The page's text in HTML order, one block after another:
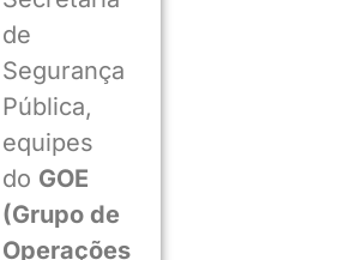
de
Segurança
Pública,
equipes
do GOE
(Grupo de
Operações